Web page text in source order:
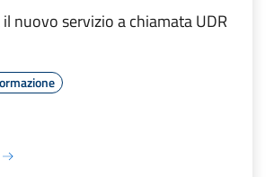
nuovo servizio a chiamata UDR